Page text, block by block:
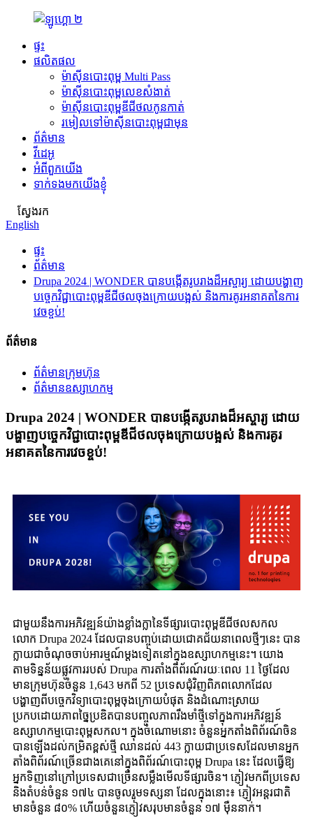
ផ្ទះ
ផលិតផល
ម៉ាស៊ីនបោះពុម្ព Multi Pass
ម៉ាស៊ីនបោះពុម្ពលេខសំងាត់
ម៉ាស៊ីនបោះពុម្ពឌីជីថលកូនកាត់
រមៀលទៅម៉ាស៊ីនបោះពុម្ពជាមុន
ព័ត៌មាន
វីដេអូ
អំពីពួកយើង
ទាក់ទងមកយើងខ្ញុំ
ស្វែងរក
English
ផ្ទះ
ព័ត៌មាន
Drupa 2024 | WONDER បាន​បង្កើត​រូបរាង​ដ៏​អស្ចារ្យ ដោយ​បង្ហាញ​
បច្ចេកវិជ្ជា​បោះពុម្ព​ឌីជីថល​ចុងក្រោយ​បង្អស់ និង​ការ​គូរ​អនាគត​នៃ​ការ​
វេចខ្ចប់!
ព័ត៌មាន
ព័ត៌មានក្រុមហ៊ុន
ព័ត៌មានឧស្សាហកម្ម
Drupa 2024 | WONDER បាន​បង្កើត​រូបរាង​ដ៏​អស្ចារ្យ ដោយ​
បង្ហាញ​បច្ចេកវិជ្ជា​បោះពុម្ព​ឌីជីថល​ចុងក្រោយ​បង្អស់ និង​ការ​គូរ​
អនាគត​នៃ​ការ​វេចខ្ចប់!
ជាមួយនឹងការអភិវឌ្ឍន៍យ៉ាងខ្លាំងក្លានៃទីផ្សារបោះពុម្ពឌីជីថលសកល
លោក Drupa 2024 ដែលបានបញ្ចប់ដោយជោគជ័យនាពេលថ្មីៗនេះ បាន
ក្លាយជាចំណុចចាប់អារម្មណ៍ម្តងទៀតនៅក្នុងឧស្សាហកម្មនេះ។ យោង
តាមទិន្នន័យផ្លូវការរបស់ Drupa ការតាំងពិព័រណ៍រយៈពេល 11 ថ្ងៃដែល
មានក្រុមហ៊ុនចំនួន 1,643 មកពី 52 ប្រទេសជុំវិញពិភពលោកដែល
បង្ហាញពីបច្ចេកវិទ្យាបោះពុម្ពចុងក្រោយបំផុត និងដំណោះស្រាយ
ប្រកបដោយភាពច្នៃប្រឌិតបានបញ្ចូលភាពរឹងមាំថ្មីទៅក្នុងការអភិវឌ្ឍន៍
ឧស្សាហកម្មបោះពុម្ពសកល។ ក្នុងចំណោមនោះ ចំនួនអ្នកតាំងពិព័រណ៍ចិន
បានឡើងដល់កម្រិតខ្ពស់ថ្មី ឈានដល់ 443 ក្លាយជាប្រទេសដែលមានអ្នក
តាំងពិព័រណ៍ច្រើនជាងគេនៅក្នុងពិព័រណ៍បោះពុម្ព Drupa នេះ ដែលធ្វើឱ្យ
អ្នកទិញនៅក្រៅប្រទេសជាច្រើនសម្លឹងមើលទីផ្សារចិន។ ភ្ញៀវមកពីប្រទេស
និងតំបន់ចំនួន ១៧៤ បានចូលរួមទស្សនា ដែលក្នុងនោះ៖ ភ្ញៀវអន្តរជាតិ
មានចំនួន ៨០% ហើយចំនួនភ្ញៀវសរុបមានចំនួន ១៧ ម៉ឺននាក់។